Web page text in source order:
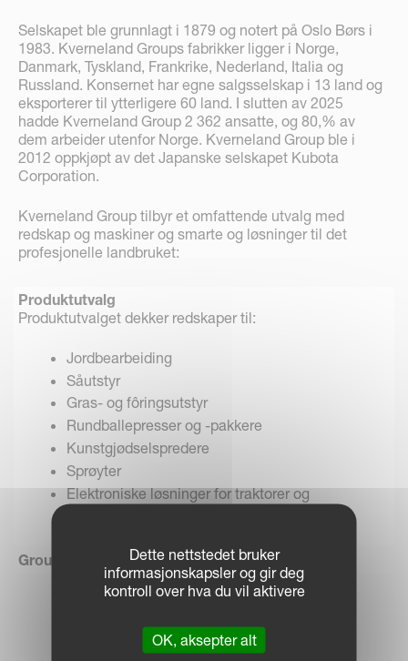
Selskapet ble grunnlagt i 1879 og notert på Oslo Børs i
1983. Kverneland Groups fabrikker ligger i Norge,
Danmark, Tyskland, Frankrike, Nederland, Italia og
Russland. Konsernet har egne salgsselskap i 13 land og
eksporterer til ytterligere 60 land. I slutten av 2025
hadde Kverneland Group 2 362 ansatte, og 80,% av
dem arbeider utenfor Norge. Kverneland Group ble i
2012 oppkjøpt av det Japanske selskapet Kubota
Corporation.
Kverneland Group tilbyr et omfattende utvalg med
redskap og maskiner og smarte og løsninger til det
profesjonelle landbruket:
Produktutvalg
Produktutvalget dekker redskaper til:
Jordbearbeiding
Såutstyr
Gras- og fôringsutstyr
Rundballepresser og -pakkere
Kunstgjødselspredere
Sprøyter
Elektroniske løsninger for traktorer og
Group President & CEO:Arild Gjerde
Dette nettstedet bruker
informasjonskapsler og gir deg
kontroll over hva du vil aktivere
OK, aksepter alt